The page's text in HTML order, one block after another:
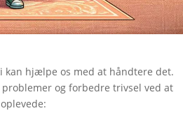
kan hjælpe os med at håndtere det.
og forbedre trivsel ved at